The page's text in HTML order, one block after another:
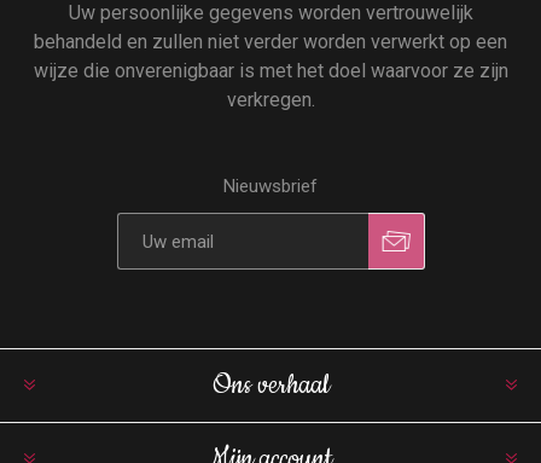
Uw persoonlijke gegevens worden vertrouwelijk
behandeld en zullen niet verder worden verwerkt op een
wijze die onverenigbaar is met het doel waarvoor ze zijn
verkregen.
Nieuwsbrief
Ons verhaal